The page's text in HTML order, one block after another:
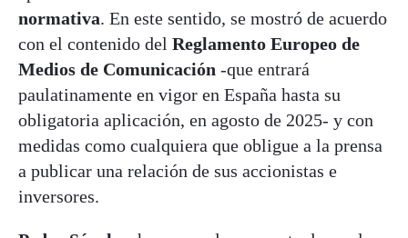
normativa. En este sentido, se mostró de acuerdo
con el contenido del Reglamento Europeo de
Medios de Comunicación -que entrará
paulatinamente en vigor en España hasta su
obligatoria aplicación, en agosto de 2025- y con
medidas como cualquiera que obligue a la prensa
a publicar una relación de sus accionistas e
inversores.